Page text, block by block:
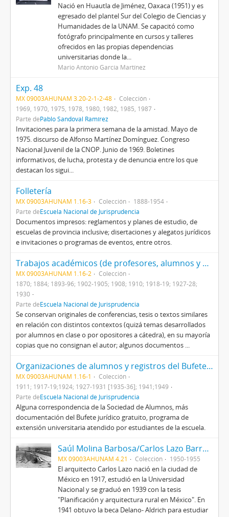
Nació en Huautla de Jiménez, Oaxaca (1951) y es
egresado del plantel Sur del Colegio de Ciencias y
Humanidades de la UNAM. Se capacitó como
fotógrafo principalmente en cursos y talleres
ofrecidos en las propias dependencias
universitarias donde la...
Mario Antonio García Martínez
Exp. 48
MX 09003AHUNAM 3.20-2-1-2-48
Colección
1969, 1970, 1975, 1978, 1980, 1982, 1985, 1987
Parte dePablo Sandoval Ramírez
Invitaciones para la primera semana de la amistad. Mayo de
1975. discurso de Alfonso Martínez Domínguez. Congreso
Nacional Juvenil de la CNOP. Junio de 1969. Boletines
informativos, de lucha, protesta y de denuncia entre los que
destacan los sigui...
Folletería
MX 09003AHUNAM 1.16-3 Colección
1888-1954
Parte deEscuela Nacional de Jurisprudencia
Documentos impresos: reglamentos y planes de estudio, de
escuelas de provincia inclusive; disertaciones y alegatos jurídicos
e invitaciones o programas de eventos, entre otros.
Trabajos académicos (de profesores, alumnos y externos)
MX 09003AHUNAM 1.16-2
Colección
1870; 1884; 1893-96; 1902-1905; 1908; 1910; 1918-19; 1927-28;
1930
Parte deEscuela Nacional de Jurisprudencia
Se conservan originales de conferencias, tesis o textos similares
en relación con distintos contextos (quizá temas desarrollados
por alumnos en clase o por opositores a cátedra), en su mayoría
copias que no consignan el autor; algunos documentos ...
Organizaciones de alumnos y registros del Bufete Gratuito
MX 09003AHUNAM 1.16-1
Colección
1911; 1917-19;1924; 1927-1931 [1935-36]; 1941;1949
Parte deEscuela Nacional de Jurisprudencia
Alguna correspondencia de la Sociedad de Alumnos, más
documentación del Bufete jurídico gratuito, programa de
extensión universitaria atendido por estudiantes de la escuela.
Saúl Molina Barbosa/Carlos Lazo Barreiro
MX 09003AHUNAM 4.21 Colección 1950-1955
El arquitecto Carlos Lazo nació en la ciudad de
México en 1917, estudió en la Universidad
Nacional y se graduó en 1939 con la tesis
"Planificación y arquitectura rural en México". En
1941 obtuvo la beca Delano- Aldrich para estudiar